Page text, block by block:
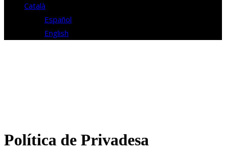
Català
Español
English
Política de Privadesa